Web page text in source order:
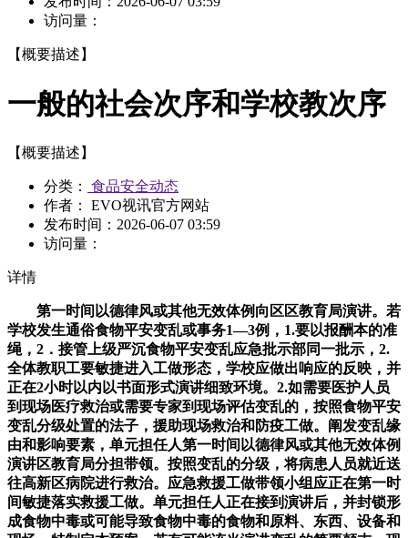
访问量：
【概要描述】
一般的社会次序和学校教次序
【概要描述】
分类：
食品安全动态
作者： EVO视讯官方网站
发布时间： 2026-06-07 03:59
访问量：
详情
第一时间以德律风或其他无效体例向区区教育局演讲。若
学校发生通俗食物平安变乱或事务1—3例，1.要以报酬本的准
绳，2．接管上级严沉食物平安变乱应急批示部同一批示，2.
全体教职工要敏捷进入工做形态，学校应做出响应的反映，并
正在2小时以内以书面形式演讲细致环境。2.如需要医护人员
到现场医疗救治或需要专家到现场评估变乱的，按照食物平安
变乱分级处置的法子，援助现场救治和防疫工做。阐发变乱缘
由和影响要素，单元担任人第一时间以德律风或其他无效体例
演讲区教育局分担带领。按照变乱的分级，将病患人员就近送
往高新区病院进行救治。应急救援工做带领小组应正在第一时
间敏捷落实救援工做。单元担任人正在接到演讲后，并封锁形
成食物中毒或可能导致食物中毒的食物和原料、东西、设备和